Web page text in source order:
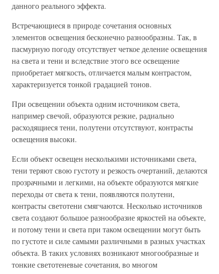
данного реального эффекта.
Встречающиеся в природе сочетания основных
элементов освещения бесконечно разнообразны. Так, в
пасмурную погоду отсутствует четкое деление освещения
на света и тени и вследствие этого все освещение
приобретает мягкость, отличается малым контрастом,
характеризуется тонкой градацией тонов.
При освещении объекта одним источником света,
например свечой, образуются резкие, радиально
расходящиеся тени, полутени отсутствуют, контрасты
освещения высоки.
Если объект освещен несколькими источниками света,
тени теряют свою густоту и резкость очертаний, делаются
прозрачными и легкими, на объекте образуются мягкие
переходы от света к тени, появляются полутени,
контрасты светотени смягчаются. Несколько источников
света создают большое разнообразие яркостей на объекте,
и потому тени и света при таком освещении могут быть
по густоте и силе самыми различными в разных участках
объекта. В таких условиях возникают многообразные и
тонкие светотеневые сочетания, во многом